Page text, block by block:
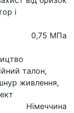
і
0,75 МПа
талон,
живлення,
Німеччина